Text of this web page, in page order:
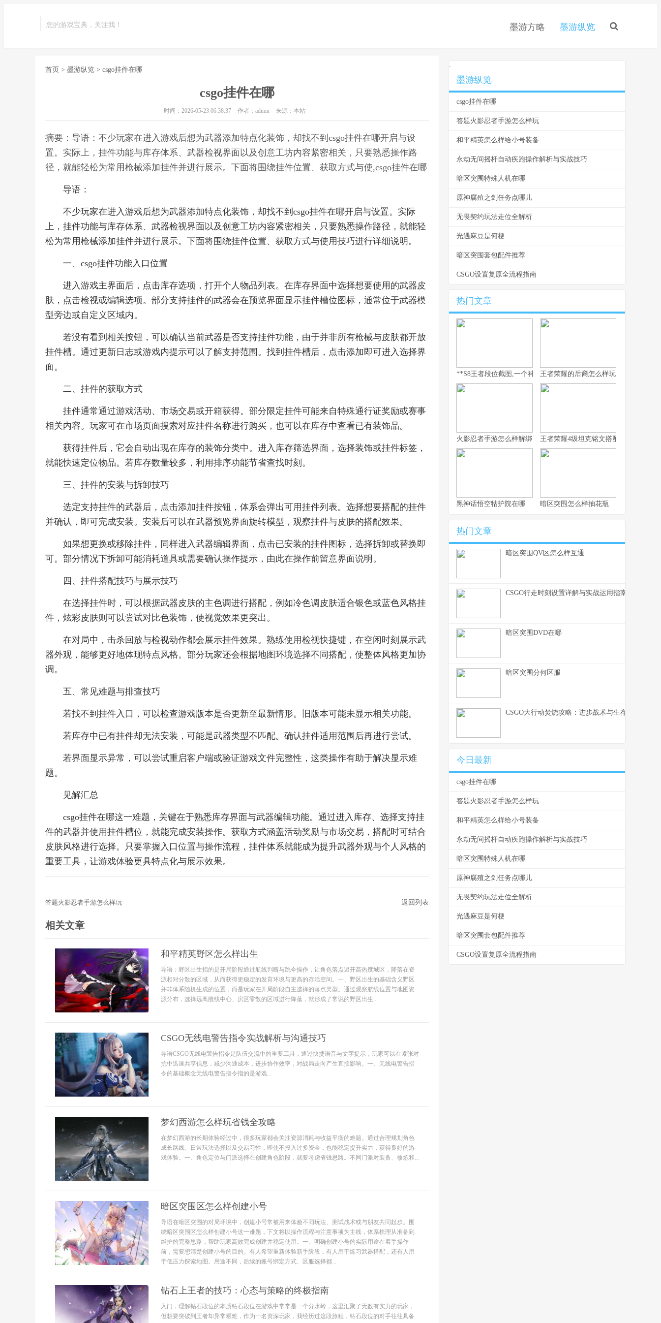
您的游戏宝典，关注我！ 墨游方略 墨游纵览
首页 > 墨游纵览 > csgo挂件在哪
csgo挂件在哪
时间：2026-05-23 06:38:37 作者：admin 来源：本站
摘要：导语：不少玩家在进入游戏后想为武器添加特点化装饰，却找不到csgo挂件在哪开启与设
置。实际上，挂件功能与库存体系、武器检视界面以及创意工坊内容紧密相关，只要熟悉操作路
径，就能轻松为常用枪械添加挂件并进行展示。下面将围绕挂件位置、获取方式与使,csgo挂件在哪
导语：
不少玩家在进入游戏后想为武器添加特点化装饰，却找不到csgo挂件在哪开启与设置。实际
上，挂件功能与库存体系、武器检视界面以及创意工坊内容紧密相关，只要熟悉操作路径，就能轻
松为常用枪械添加挂件并进行展示。下面将围绕挂件位置、获取方式与使用技巧进行详细说明。
一、csgo挂件功能入口位置
进入游戏主界面后，点击库存选项，打开个人物品列表。在库存界面中选择想要使用的武器皮
肤，点击检视或编辑选项。部分支持挂件的武器会在预览界面显示挂件槽位图标，通常位于武器模
型旁边或自定义区域内。
若没有看到相关按钮，可以确认当前武器是否支持挂件功能，由于并非所有枪械与皮肤都开放
挂件槽。通过更新日志或游戏内提示可以了解支持范围。找到挂件槽后，点击添加即可进入选择界
面。
二、挂件的获取方式
挂件通常通过游戏活动、市场交易或开箱获得。部分限定挂件可能来自特殊通行证奖励或赛事
相关内容。玩家可在市场页面搜索对应挂件名称进行购买，也可以在库存中查看已有装饰品。
获得挂件后，它会自动出现在库存的装饰分类中。进入库存筛选界面，选择装饰或挂件标签，
就能快速定位物品。若库存数量较多，利用排序功能节省查找时刻。
三、挂件的安装与拆卸技巧
选定支持挂件的武器后，点击添加挂件按钮，体系会弹出可用挂件列表。选择想要搭配的挂件
并确认，即可完成安装。安装后可以在武器预览界面旋转模型，观察挂件与皮肤的搭配效果。
如果想更换或移除挂件，同样进入武器编辑界面，点击已安装的挂件图标，选择拆卸或替换即
可。部分情况下拆卸可能消耗道具或需要确认操作提示，由此在操作前留意界面说明。
四、挂件搭配技巧与展示技巧
在选择挂件时，可以根据武器皮肤的主色调进行搭配，例如冷色调皮肤适合银色或蓝色风格挂
件，炫彩皮肤则可以尝试对比色装饰，使视觉效果更突出。
在对局中，击杀回放与检视动作都会展示挂件效果。熟练使用检视快捷键，在空闲时刻展示武
器外观，能够更好地体现特点风格。部分玩家还会根据地图环境选择不同搭配，使整体风格更加协
调。
五、常见难题与排查技巧
若找不到挂件入口，可以检查游戏版本是否更新至最新情形。旧版本可能未显示相关功能。
若库存中已有挂件却无法安装，可能是武器类型不匹配。确认挂件适用范围后再进行尝试。
若界面显示异常，可以尝试重启客户端或验证游戏文件完整性，这类操作有助于解决显示难
题。
见解汇总
csgo挂件在哪这一难题，关键在于熟悉库存界面与武器编辑功能。通过进入库存、选择支持挂
件的武器并使用挂件槽位，就能完成安装操作。获取方式涵盖活动奖励与市场交易，搭配时可结合
皮肤风格进行选择。只要掌握入口位置与操作流程，挂件体系就能成为提升武器外观与个人风格的
重要工具，让游戏体验更具特点化与展示效果。
答题火影忍者手游怎么样玩 返回列表
相关文章
和平精英野区怎么样出生
导语：野区出生指的是开局阶段通过航线判断与跳伞操作，让角色落点避开高热度城区，降落在资
源相对分散的区域，从而获得更稳定的发育环境与更高的存活空间。一、野区出生的基础含义野区
并非体系随机生成的位置，而是玩家在开局阶段自主选择的落点类型。通过观察航线位置与地图资
源分布，选择远离航线中心、房区零散的区域进行降落，就形成了常说的野区出生...
CSGO无线电警告指令实战解析与沟通技巧
导语CSGO无线电警告指令是队伍交流中的重要工具，通过快捷语音与文字提示，玩家可以在紧张对
抗中迅速共享信息，减少沟通成本，进步协作效率，对战局走向产生直接影响。一、无线电警告指
令的基础概念无线电警告指令指的是游戏...
梦幻西游怎么样玩省钱全攻略
在梦幻西游的长期体验经过中，很多玩家都会关注资源消耗与收益平衡的难题。通过合理规划角色
成长路线、日常玩法选择以及交易习性，即使不投入过多资金，也能稳定提升实力，获得良好的游
戏体验。一、角色定位与门派选择在创建角色阶段，就要考虑省钱思路。不同门派对装备、修炼和...
暗区突围区怎么样创建小号
导语在暗区突围的对局环境中，创建小号常被用来体验不同玩法、测试战术或与朋友共同起步。围
绕暗区突围区怎么样创建小号这一难题，下文将以操作流程与注意事项为主线，体系梳理从准备到
维护的完整思路，帮助玩家高效完成创建并稳定使用。一、明确创建小号的实际用途在着手操作
前，需要想清楚创建小号的目的。有人希望重新体验新手阶段，有人用于练习武器搭配，还有人用
于低压力探索地图。用途不同，后续的账号绑定方式、区服选择都...
钻石上王者的技巧：心态与策略的终极指南
入门，理解钻石段位的本质钻石段位在游戏中常常是一个分水岭，这里汇聚了无数有实力的玩家，
但想要突破到王者却异常艰难，作为一名资深玩家，我经历过这段旅程，钻石段位的对手往往具备
.
墨游纵览
csgo挂件在哪
答题火影忍者手游怎么样玩
和平精英怎么样给小号装备
永劫无间摇杆自动疾跑操作解析与实战技巧
暗区突围特殊人机在哪
原神腐殖之剑任务点哪儿
无畏契约玩法走位全解析
光遇麻豆是何梗
暗区突围套包配件推荐
CSGO设置复原全流程指南
热门文章
**S8王者段位截图,一个神话的永恒见证**王者荣耀的后裔怎么样玩全流程解析
火影忍者手游怎么样解绑 王者荣耀4级坦克铭文搭配与实战思路
黑神话悟空牯护院在哪 暗区突围怎么样抽花瓶
热门文章
暗区突围QV区怎么样互通
CSGO行走时刻设置详解与实战运用指南
暗区突围DVD在哪
暗区突围分何区服
CSGO大行动焚烧攻略：进步战术与生存能力的技巧
今日最新
csgo挂件在哪
答题火影忍者手游怎么样玩
和平精英怎么样给小号装备
永劫无间摇杆自动疾跑操作解析与实战技巧
暗区突围特殊人机在哪
原神腐殖之剑任务点哪儿
无畏契约玩法走位全解析
光遇麻豆是何梗
暗区突围套包配件推荐
CSGO设置复原全流程指南